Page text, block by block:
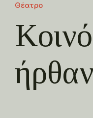
Θέατρο
ήρθαν